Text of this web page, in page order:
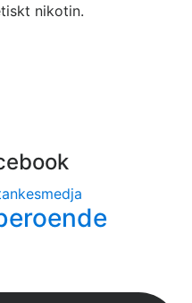
nikotin.